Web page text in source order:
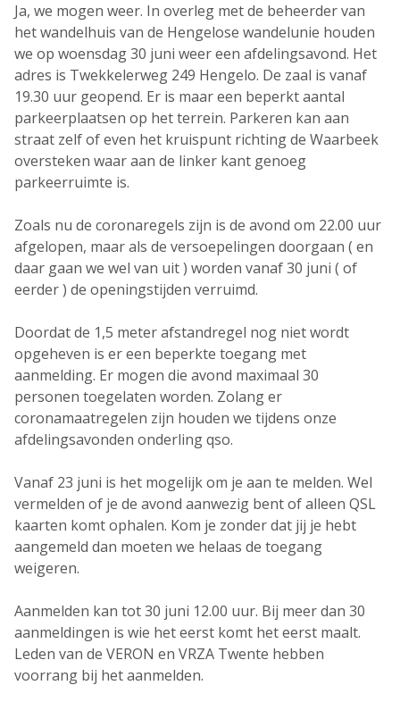
Ja, we mogen weer. In overleg met de beheerder van
het wandelhuis van de Hengelose wandelunie houden
we op woensdag 30 juni weer een afdelingsavond. Het
adres is Twekkelerweg 249 Hengelo. De zaal is vanaf
19.30 uur geopend. Er is maar een beperkt aantal
parkeerplaatsen op het terrein. Parkeren kan aan
straat zelf of even het kruispunt richting de Waarbeek
oversteken waar aan de linker kant genoeg
parkeerruimte is.
Zoals nu de coronaregels zijn is de avond om 22.00 uur
afgelopen, maar als de versoepelingen doorgaan ( en
daar gaan we wel van uit ) worden vanaf 30 juni ( of
eerder ) de openingstijden verruimd.
Doordat de 1,5 meter afstandregel nog niet wordt
opgeheven is er een beperkte toegang met
aanmelding. Er mogen die avond maximaal 30
personen toegelaten worden. Zolang er
coronamaatregelen zijn houden we tijdens onze
afdelingsavonden onderling qso.
Vanaf 23 juni is het mogelijk om je aan te melden. Wel
vermelden of je de avond aanwezig bent of alleen QSL
kaarten komt ophalen. Kom je zonder dat jij je hebt
aangemeld dan moeten we helaas de toegang
weigeren.
Aanmelden kan tot 30 juni 12.00 uur. Bij meer dan 30
aanmeldingen is wie het eerst komt het eerst maalt.
Leden van de VERON en VRZA Twente hebben
voorrang bij het aanmelden.